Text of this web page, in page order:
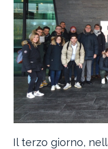
Il terzo giorno,